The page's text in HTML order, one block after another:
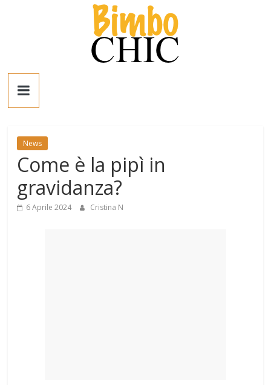
Bimbo
News
moda,
mamme,
spettacolo
News
Come è la pipì in
gravidanza?
6 Aprile 2024 Cristina N